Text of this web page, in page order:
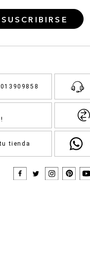
SUSCRIBIRSE
tienda